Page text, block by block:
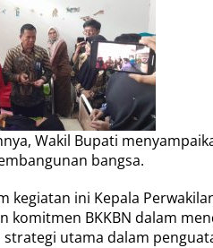
B
g
g
a
K
Wakil Bupati
bangsa.
kegiatan ini Kepala
komitmen BKKBN dalam
strategi utama dalam